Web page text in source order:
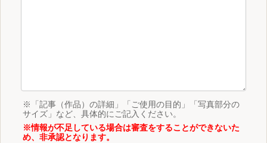
※「記事（作品）の詳細」「ご使用の目的」「写真部分の
サイズ」など、具体的にご記入ください。
※情報が不足している場合は審査をすることができないた
め、非承認となります。